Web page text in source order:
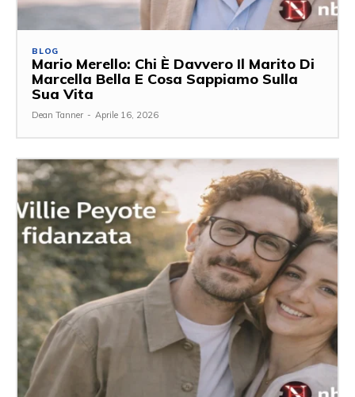
BLOG
Mario Merello: Chi È Davvero Il Marito Di
Marcella Bella E Cosa Sappiamo Sulla
Sua Vita
Dean Tanner - Aprile 16, 2026